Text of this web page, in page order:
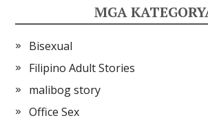
MGA
Bisexual
Filipino Adult Stories
malibog story
Office Sex